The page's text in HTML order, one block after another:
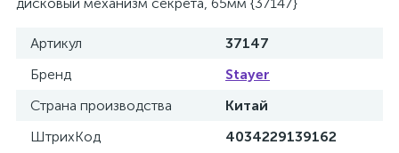
Артикул
37147
Бренд
Stayer
Страна производства
Китай
ШтрихКод
4034229139162